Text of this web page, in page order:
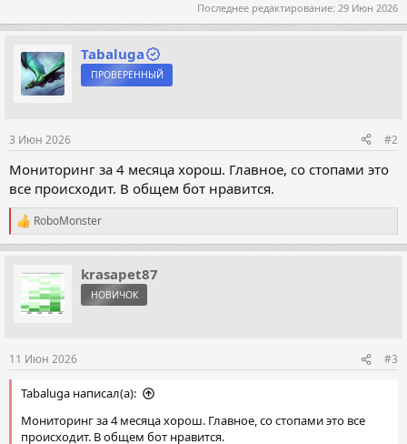
Последнее редактирование: 29 Июн 2026
Tabaluga
ПРОВЕРЕННЫЙ
3 Июн 2026 #2
Мониторинг за 4 месяца хорош. Главное, со стопами это
все происходит. В общем бот нравится.
Р
е
а
и
RoboMonster
krasapet87
НОВИЧОК
11 Июн 2026 #3
Tabaluga написал(а):
Мониторинг за 4 месяца хорош. Главное, со стопами это все
происходит. В общем бот нравится.